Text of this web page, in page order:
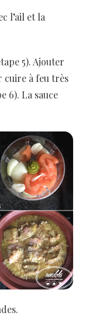
l’ail et la
5). Ajouter
cuire à feu très
6). La sauce